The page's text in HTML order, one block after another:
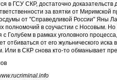
в ГСУ СКР, достаточно доказательств
за взятки от Миримской
от "Справедливой России" Яны
полномочий в соучастии с Носовым. Но
с Голубем в рамках уголовного
отбиваться от его жульнического иска
Или в СКР снова кто-то обманывает